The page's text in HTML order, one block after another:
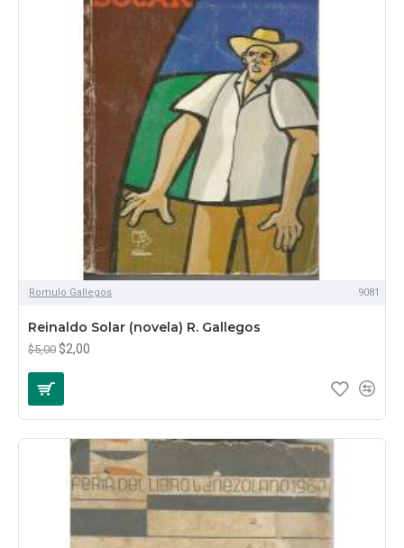
Romulo Gallegos 9081
Reinaldo Solar (novela) R. Gallegos
$5,00 $2,00